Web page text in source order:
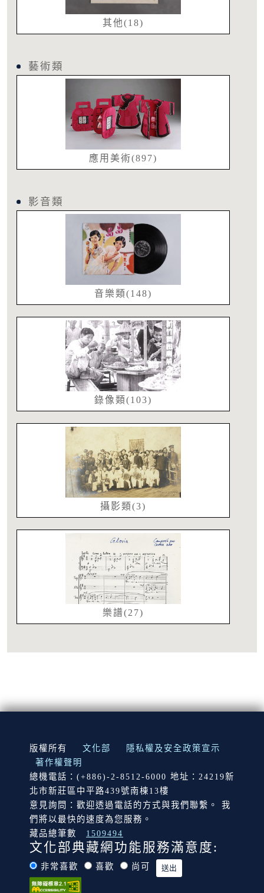
其他(18)
藝術類
應用美術(897)
影音類
音樂類(148)
錄像類(103)
攝影類(3)
樂譜(27)
:::
版權所有 文化部
隱私權及安全政策宣示
著作權聲明
總機電話：(+886)-2-8512-6000 地址：24219新
北市新莊區中平路439號南棟13樓
意見詢問：歡迎透過電話的方式與我們聯繫。 我
們將以最快的速度為您服務。
藏品總筆數
1509494
文化部典藏網功能服務滿意度:
非常喜歡 喜歡 尚可